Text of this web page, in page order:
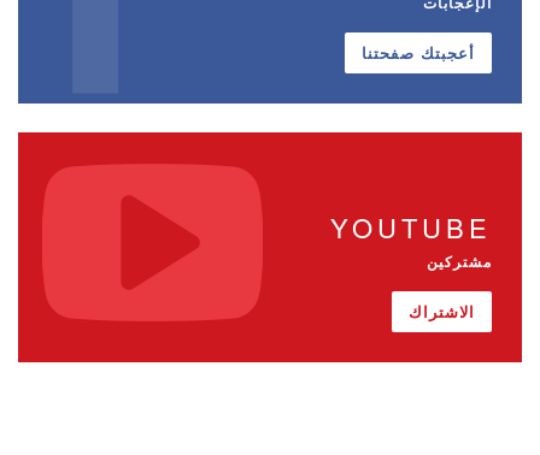
أعجبتك صفحتنا
YOUTUBE
مشتركين
الاشتراك